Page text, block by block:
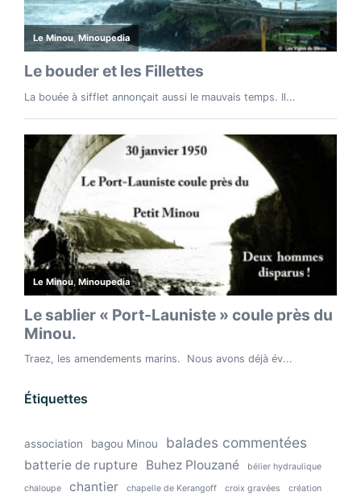
Étiquettes
association bagou Minou balades commentées
batterie de rupture Buhez Plouzané bélier hydraulique
chaloupe chantier chapelle de Kerangoff croix gravées création